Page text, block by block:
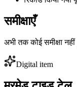
समीक्षाएँ
अभी तक कोई समीक्षा
Digital item